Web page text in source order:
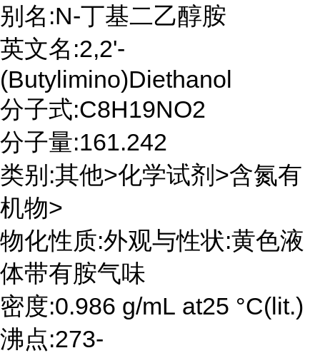
别名:N-丁基二乙醇胺
英文名:2,2'-
(Butylimino)Diethanol
分子式:C8H19NO2
分子量:161.242
类别:其他>化学试剂>含氮有
机物>
物化性质:外观与性状:黄色液
体带有胺气味
密度:0.986 g/mL at25 °C(lit.)
沸点:273-